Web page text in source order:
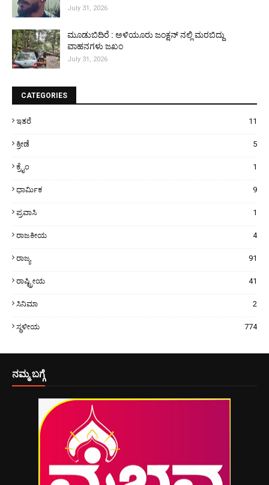
July 31, 2026
ಮೂಡುಬಿದಿರೆ : ಅಳಿಯೂರು ಜಂಕ್ಷನ್ ನಲ್ಲಿ ಮರಬಿದ್ದು
ವಾಹನಗಳು ಜಖಂ
July 31, 2026
CATEGORIES
ಇತರೆ 11
ಕ್ರೀಡೆ 5
ಕ್ರೈಂ 1
ಧಾರ್ಮಿಕ 9
ಪ್ರವಾಸಿ 1
ರಾಜಕೀಯ 4
ರಾಜ್ಯ 91
ರಾಷ್ಟ್ರೀಯ 41
ಸಿನಿಮಾ 2
ಸ್ಥಳೀಯ 774
ನಮ್ಮ ಬಗ್ಗೆ